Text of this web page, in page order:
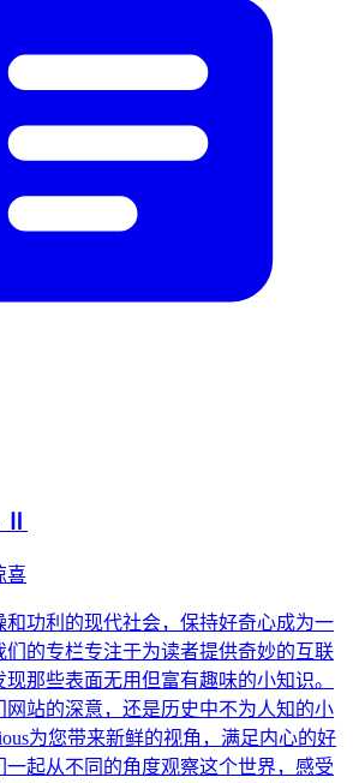
喜
和功利的现代社会，保持好奇心成为一
们的专栏专注于为读者提供奇妙的互联
现那些表面无用但富有趣味的小知识。
网站的深意，还是历史中不为人知的小
为您带来新鲜的视角，满足内心的好
一起从不同的角度观察这个世界，感受